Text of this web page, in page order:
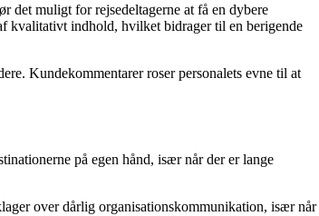
det muligt for rejsedeltagerne at få en dybere
kvalitativt indhold, hvilket bidrager til en berigende
Kundekommentarer roser personalets evne til at
på egen hånd, især når der er lange
over dårlig organisationskommunikation, især når